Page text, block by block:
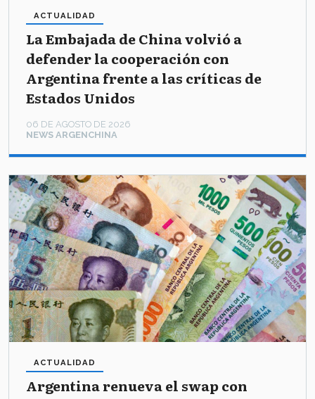
La Embajada de China volvió a
defender la cooperación con
Argentina frente a las críticas de
Estados Unidos
NEWS ARGENCHINA
ACTUALIDAD
06 DE AGOSTO DE 2026
Argentina renueva el swap con
ACTUALIDAD